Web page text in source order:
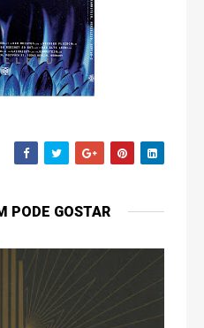
PODE GOSTAR